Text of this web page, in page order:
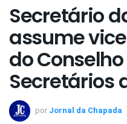
Secretário
assume
do
Secretários
por Jornal da Chapada